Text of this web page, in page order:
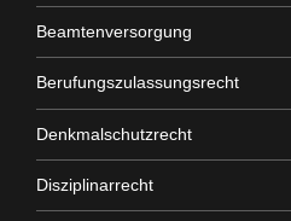
Beamtenversorgung
Berufungszulassungsrecht
Denkmalschutzrecht
Disziplinarrecht